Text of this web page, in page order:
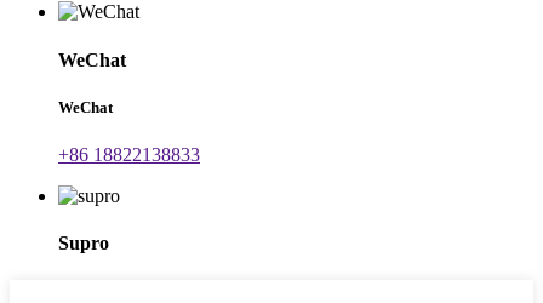
WeChat
WeChat
+86 18822138833
Supro